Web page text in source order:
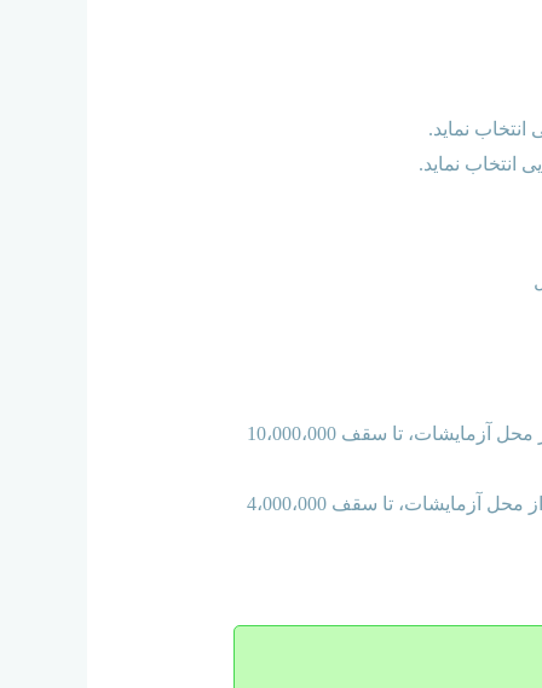
، لیزر درمانی از محل اعمال مجاز سرپایی تا سقف 20،000،000 ریال و فیزیوتراپی از محل آزمایشات، تا سقف 10،000،000
، لیزر درمانی از محل اعمال مجاز سرپایی تا سقف 10،000،000 ریال و فیزیوتراپی از محل آزمایشات، تا سقف 4،000،000